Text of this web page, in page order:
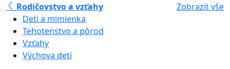
Rodičovstvo a vzťahy
Zobrazit vše
Deti a mimienka
Tehotenstvo a pôrod
Vzťahy
Výchova detí